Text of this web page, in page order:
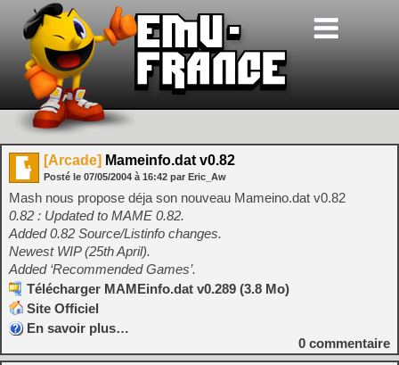
[Arcade] Mameinfo.dat v0.82
Posté le 07/05/2004 à 16:42 par Eric_Aw
Mash nous propose déja son nouveau Mameino.dat v0.82
0.82 : Updated to MAME 0.82.
Added 0.82 Source/Listinfo changes.
Newest WIP (25th April).
Added ‘Recommended Games’.
Télécharger MAMEinfo.dat v0.289 (3.8 Mo)
Site Officiel
En savoir plus…
0 commentaire